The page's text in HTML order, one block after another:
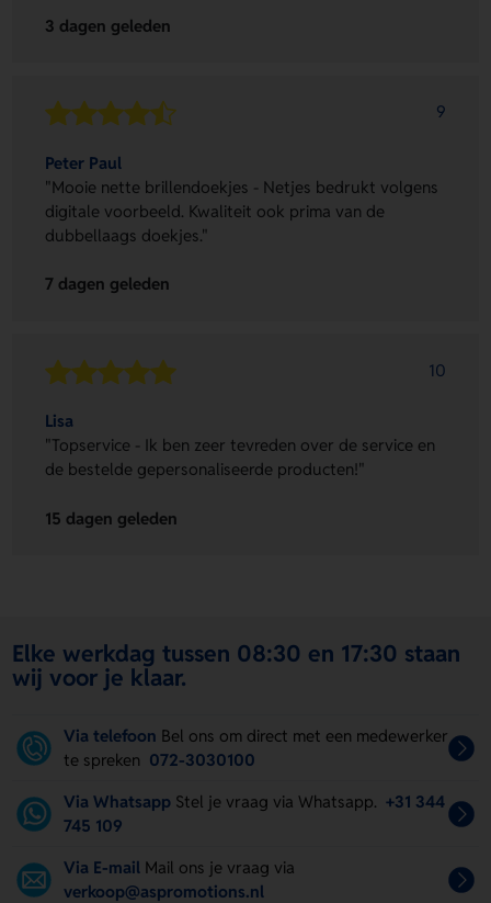
3 dagen geleden
9
Peter Paul
"Mooie nette brillendoekjes - Netjes bedrukt volgens
digitale voorbeeld. Kwaliteit ook prima van de
dubbellaags doekjes."
7 dagen geleden
10
Lisa
"Topservice - Ik ben zeer tevreden over de service en
de bestelde gepersonaliseerde producten!"
15 dagen geleden
Elke werkdag tussen 08:30 en 17:30 staan
wij voor je klaar.
Via telefoon Bel ons om direct met een medewerker
te spreken 072-3030100
Via Whatsapp Stel je vraag via Whatsapp. +31 344
745 109
Via E-mail Mail ons je vraag via
verkoop@aspromotions.nl